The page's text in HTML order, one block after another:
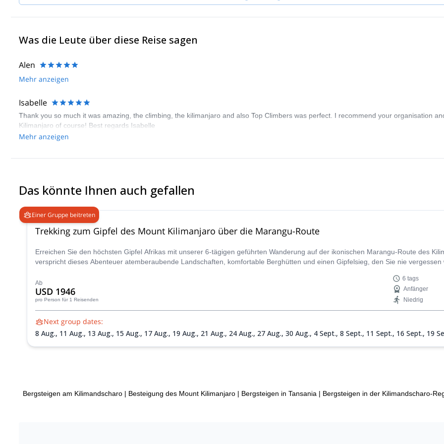
Was die Leute über diese Reise sagen
Alen
Mehr anzeigen
Isabelle
Thank you so much it was amazing, the climbing, the kilimanjaro and also Top Climbers was perfect. I recommend your organisation
Kilimanjaro of course! Best regards Isabelle
Mehr anzeigen
Das könnte Ihnen auch gefallen
Einer Gruppe beitreten
Trekking zum Gipfel des Mount Kilimanjaro über die Marangu-Route
Erreichen Sie den höchsten Gipfel Afrikas mit unserer 6-tägigen geführten Wanderung auf der ikonischen Marangu-Route des
verspricht dieses Abenteuer atemberaubende Landschaften, komfortable Berghütten und einen Gipfelsieg, den Sie nie vergessen
Ab
USD 1946
pro Person für 1 Reisenden
6 tags
Anfänger
Niedrig
Next group dates:
8 Aug., 11 Aug., 13 Aug., 15 Aug., 17 Aug., 19 Aug., 21 Aug., 24 Aug., 27 Aug., 30 Aug., 4 Sept., 8 Sept., 11 Sept., 16 Sept., 19
Bergsteigen am Kilimandscharo | Besteigung des Mount Kilimanjaro | Bergsteigen in Tansania | Bergsteigen in der Kilimandscharo-